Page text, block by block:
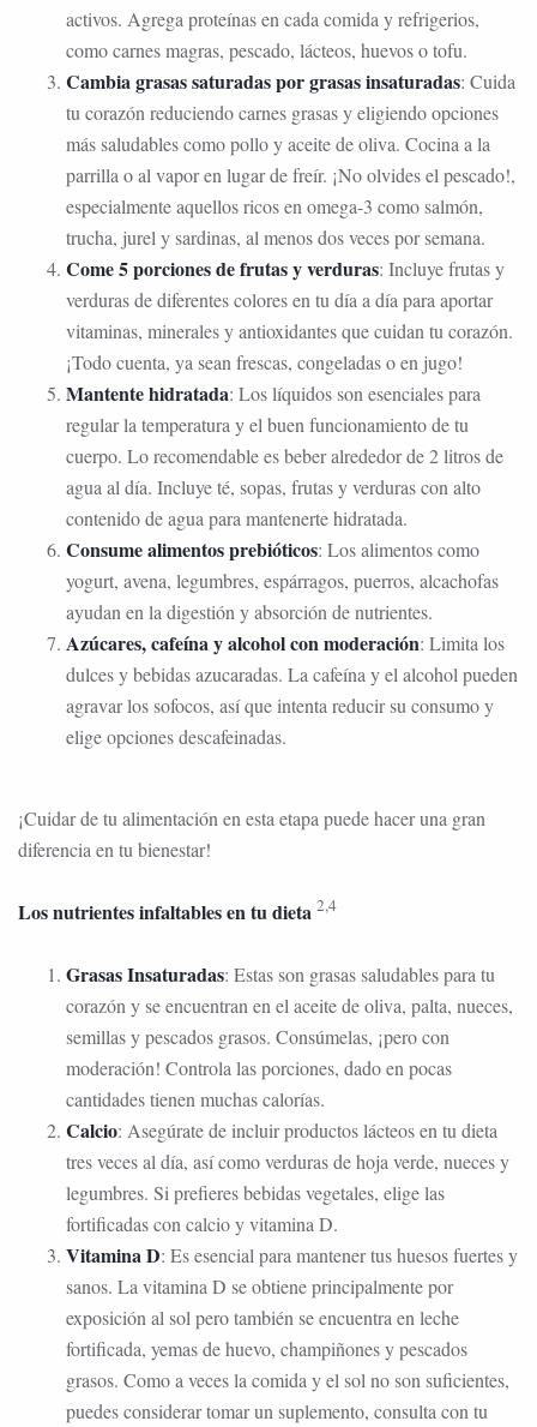
activos. Agrega proteínas en cada comida y refrigerios,
como carnes magras, pescado, lácteos, huevos o tofu.
Cambia grasas saturadas por grasas insaturadas: Cuida
tu corazón reduciendo carnes grasas y eligiendo opciones
más saludables como pollo y aceite de oliva. Cocina a la
parrilla o al vapor en lugar de freír. ¡No olvides el pescado!,
especialmente aquellos ricos en omega-3 como salmón,
trucha, jurel y sardinas, al menos dos veces por semana.
Come 5 porciones de frutas y verduras: Incluye frutas y
verduras de diferentes colores en tu día a día para aportar
vitaminas, minerales y antioxidantes que cuidan tu corazón.
¡Todo cuenta, ya sean frescas, congeladas o en jugo!
Mantente hidratada: Los líquidos son esenciales para
regular la temperatura y el buen funcionamiento de tu
cuerpo. Lo recomendable es beber alrededor de 2 litros de
agua al día. Incluye té, sopas, frutas y verduras con alto
contenido de agua para mantenerte hidratada.
Consume alimentos prebióticos: Los alimentos como
yogurt, avena, legumbres, espárragos, puerros, alcachofas
ayudan en la digestión y absorción de nutrientes.
Azúcares, cafeína y alcohol con moderación: Limita los
dulces y bebidas azucaradas. La cafeína y el alcohol pueden
agravar los sofocos, así que intenta reducir su consumo y
elige opciones descafeinadas.
¡Cuidar de tu alimentación en esta etapa puede hacer una gran
diferencia en tu bienestar!
Los nutrientes infaltables en tu dieta 2,4
Grasas Insaturadas: Estas son grasas saludables para tu
corazón y se encuentran en el aceite de oliva, palta, nueces,
semillas y pescados grasos. Consúmelas, ¡pero con
moderación! Controla las porciones, dado en pocas
cantidades tienen muchas calorías.
Calcio: Asegúrate de incluir productos lácteos en tu dieta
tres veces al día, así como verduras de hoja verde, nueces y
legumbres. Si prefieres bebidas vegetales, elige las
fortificadas con calcio y vitamina D.
Vitamina D: Es esencial para mantener tus huesos fuertes y
sanos. La vitamina D se obtiene principalmente por
exposición al sol pero también se encuentra en leche
fortificada, yemas de huevo, champiñones y pescados
grasos. Como a veces la comida y el sol no son suficientes,
puedes considerar tomar un suplemento, consulta con tu